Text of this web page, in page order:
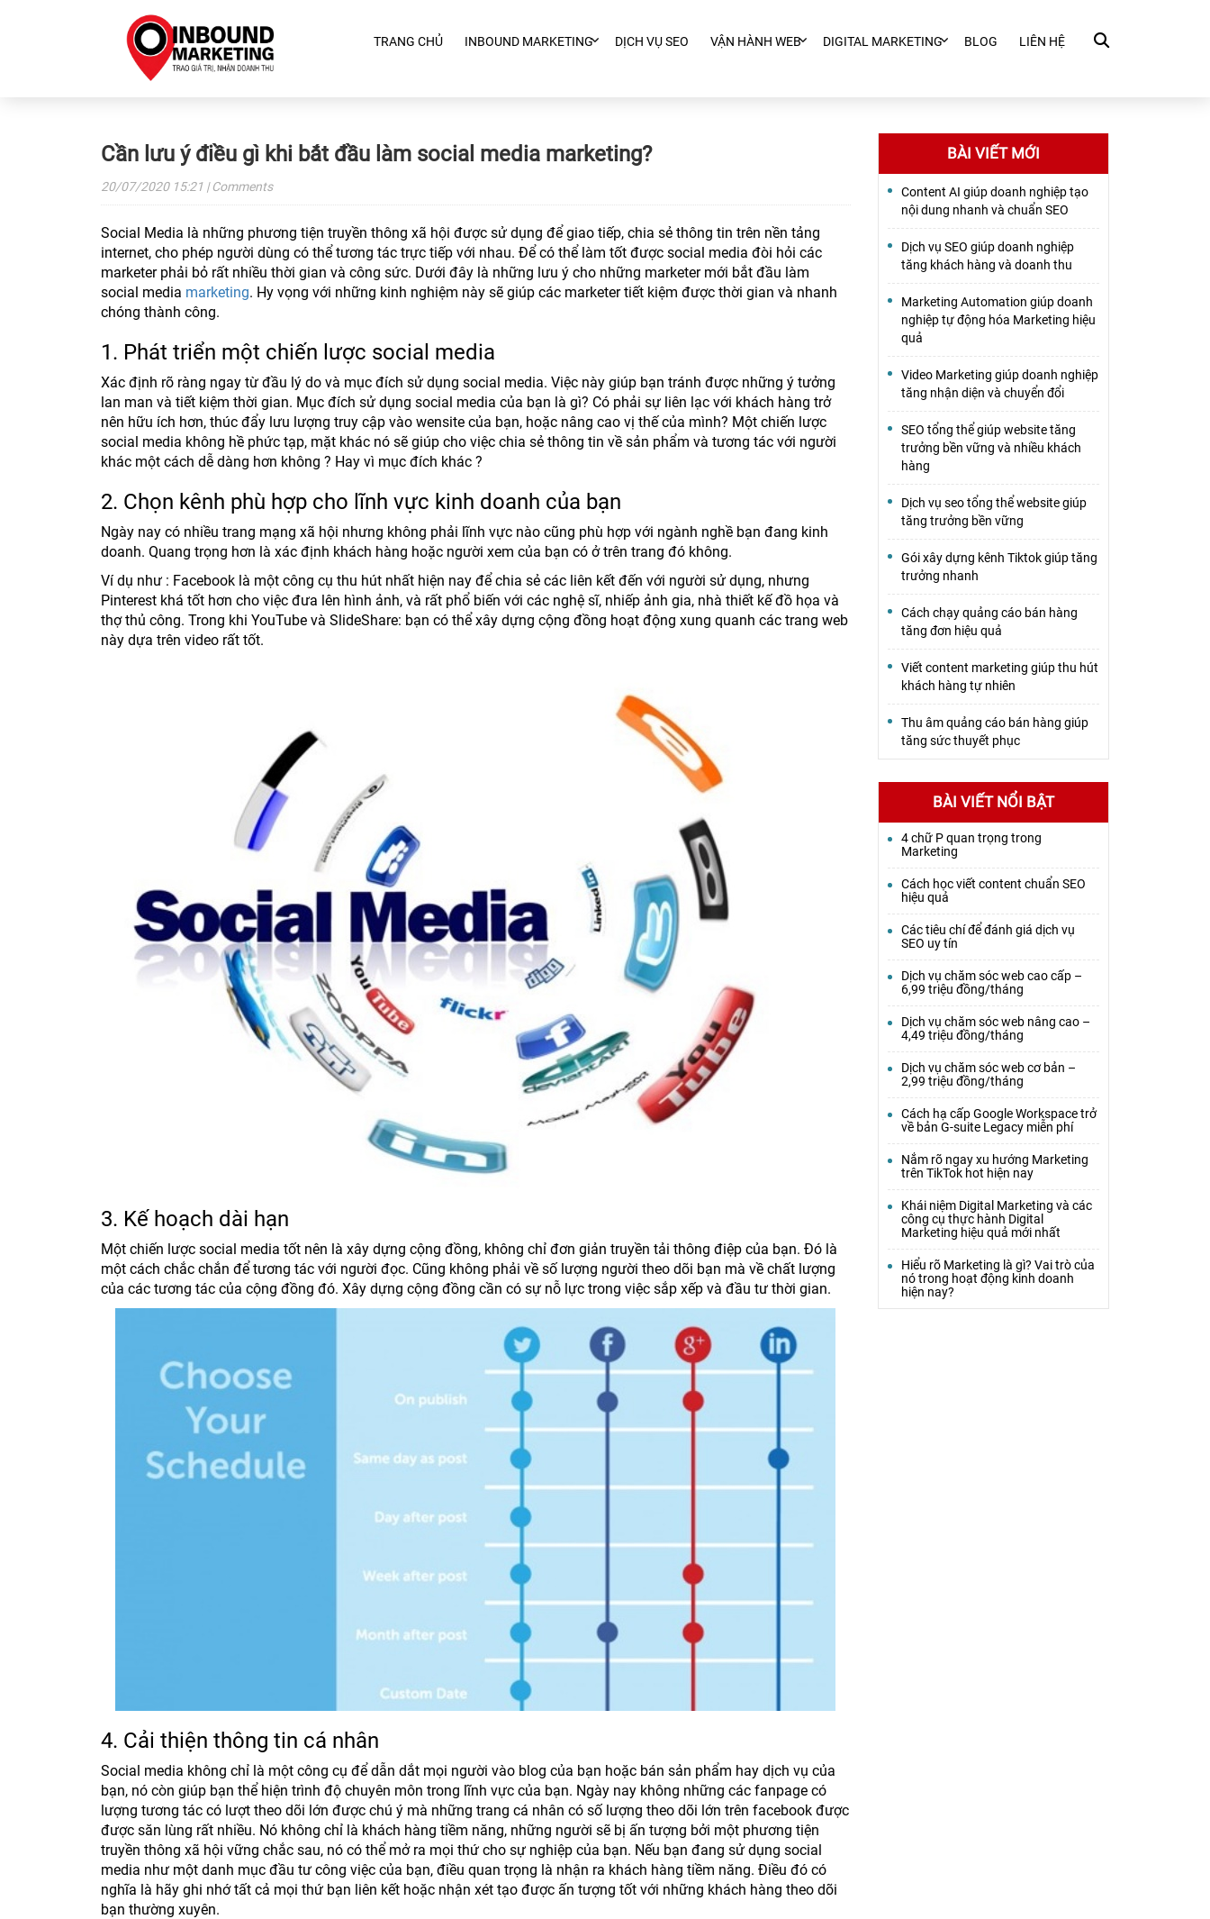
TRANG CHỦ INBOUND MARKETING DỊCH VỤ SEO VẬN HÀNH WEB DIGITAL MARKETING BLOG LIÊN HỆ
Cần lưu ý điều gì khi bắt đầu làm social media marketing?
20/07/202015:21 | Comments
Social Media là những phương tiện truyền thông xã hội được sử dụng để giao tiếp, chia sẻ thông tin trên nền tảng
internet, cho phép người dùng có thể tương tác trực tiếp với nhau. Để có thể làm tốt được social media đòi hỏi các
marketer phải bỏ rất nhiều thời gian và công sức. Dưới đây là những lưu ý cho những marketer mới bắt đầu làm
social media marketing. Hy vọng với những kinh nghiệm này sẽ giúp các marketer tiết kiệm được thời gian và nhanh
chóng thành công.
1. Phát triển một chiến lược social media
Xác định rõ ràng ngay từ đầu lý do và mục đích sử dụng social media. Việc này giúp bạn tránh được những ý tưởng
lan man và tiết kiệm thời gian. Mục đích sử dụng social media của bạn là gì? Có phải sự liên lạc với khách hàng trở
nên hữu ích hơn, thúc đẩy lưu lượng truy cập vào wensite của bạn, hoặc nâng cao vị thế của mình? Một chiến lược
social media không hề phức tạp, mặt khác nó sẽ giúp cho việc chia sẻ thông tin về sản phẩm và tương tác với người
khác một cách dễ dàng hơn không ? Hay vì mục đích khác ?
2. Chọn kênh phù hợp cho lĩnh vực kinh doanh của bạn
Ngày nay có nhiều trang mạng xã hội nhưng không phải lĩnh vực nào cũng phù hợp với ngành nghề bạn đang kinh
doanh. Quang trọng hơn là xác định khách hàng hoặc người xem của bạn có ở trên trang đó không.
Ví dụ như : Facebook là một công cụ thu hút nhất hiện nay để chia sẻ các liên kết đến với người sử dụng, nhưng
Pinterest khá tốt hơn cho việc đưa lên hình ảnh, và rất phổ biến với các nghệ sĩ, nhiếp ảnh gia, nhà thiết kế đồ họa và
thợ thủ công. Trong khi YouTube và SlideShare: bạn có thể xây dựng cộng đồng hoạt động xung quanh các trang web
này dựa trên video rất tốt.
3. Kế hoạch dài hạn
Một chiến lược social media tốt nên là xây dựng cộng đồng, không chỉ đơn giản truyền tải thông điệp của bạn. Đó là
một cách chắc chắn để tương tác với người đọc. Cũng không phải về số lượng người theo dõi bạn mà về chất lượng
của các tương tác của cộng đồng đó. Xây dựng cộng đồng cần có sự nỗ lực trong việc sắp xếp và đầu tư thời gian.
4. Cải thiện thông tin cá nhân
Social media không chỉ là một công cụ để dẫn dắt mọi người vào blog của bạn hoặc bán sản phẩm hay dịch vụ của
bạn, nó còn giúp bạn thể hiện trình độ chuyên môn trong lĩnh vực của bạn. Ngày nay không những các fanpage có
lượng tương tác có lượt theo dõi lớn được chú ý mà những trang cá nhân có số lượng theo dõi lớn trên facebook được
được săn lùng rất nhiều. Nó không chỉ là khách hàng tiềm năng, những người sẽ bị ấn tượng bởi một phương tiện
truyền thông xã hội vững chắc sau, nó có thể mở ra mọi thứ cho sự nghiệp của bạn. Nếu bạn đang sử dụng social
media như một danh mục đầu tư công việc của bạn, điều quan trọng là nhận ra khách hàng tiềm năng. Điều đó có
nghĩa là hãy ghi nhớ tất cả mọi thứ bạn liên kết hoặc nhận xét tạo được ấn tượng tốt với những khách hàng theo dõi
bạn thường xuyên.
BÀI VIẾT MỚI
Content AI giúp doanh nghiệp tạo
nội dung nhanh và chuẩn SEO
Dịch vụ SEO giúp doanh nghiệp
tăng khách hàng và doanh thu
Marketing Automation giúp doanh
nghiệp tự động hóa Marketing hiệu
quả
Video Marketing giúp doanh nghiệp
tăng nhận diện và chuyển đổi
SEO tổng thể giúp website tăng
trưởng bền vững và nhiều khách
hàng
Dịch vụ seo tổng thể website giúp
tăng trưởng bền vững
Gói xây dựng kênh Tiktok giúp tăng
trưởng nhanh
Cách chạy quảng cáo bán hàng
tăng đơn hiệu quả
Viết content marketing giúp thu hút
khách hàng tự nhiên
Thu âm quảng cáo bán hàng giúp
tăng sức thuyết phục
BÀI VIẾT NỔI BẬT
4 chữ P quan trọng trong
Marketing
Cách học viết content chuẩn SEO
hiệu quả
Các tiêu chí để đánh giá dịch vụ
SEO uy tín
Dịch vụ chăm sóc web cao cấp –
6,99 triệu đồng/tháng
Dịch vụ chăm sóc web nâng cao –
4,49 triệu đồng/tháng
Dịch vụ chăm sóc web cơ bản –
2,99 triệu đồng/tháng
Cách hạ cấp Google Workspace trở
về bản G-suite Legacy miễn phí
Nắm rõ ngay xu hướng Marketing
trên TikTok hot hiện nay
Khái niệm Digital Marketing và các
công cụ thực hành Digital
Marketing hiệu quả mới nhất
Hiểu rõ Marketing là gì? Vai trò của
nó trong hoạt động kinh doanh
hiện nay?